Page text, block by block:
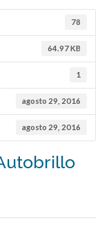
78
64.97 KB
1
agosto 29, 2016
agosto 29, 2016